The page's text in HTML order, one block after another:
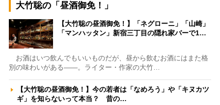
大竹聡の「昼酒御免！」
【大竹聡の昼酒御免！】「ネグローニ」「山崎」
「マンハッタン」新宿三丁目の隠れ家バーで1…
お酒はいつ飲んでもいいものだが、昼から飲むお酒にはまた格
別の味わいがある――。ライター・作家の大竹…
【大竹聡の昼酒御免！】今の若者は「なめろう」や「キヌカツ
ギ」を知らないって本当？ 昔の…